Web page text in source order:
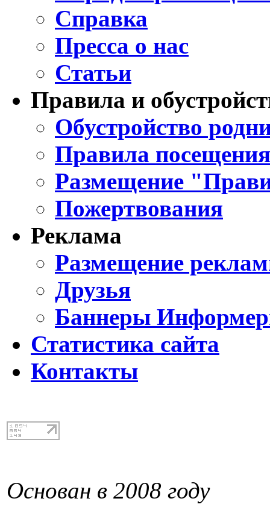
Справка
Пресса о нас
Статьи
Правила и
Обустройство
Правила
Размещение
Пожертвования
Реклама
Размещение
Друзья
Баннеры
Статистика сайта
Контакты
Основан в 2008 году